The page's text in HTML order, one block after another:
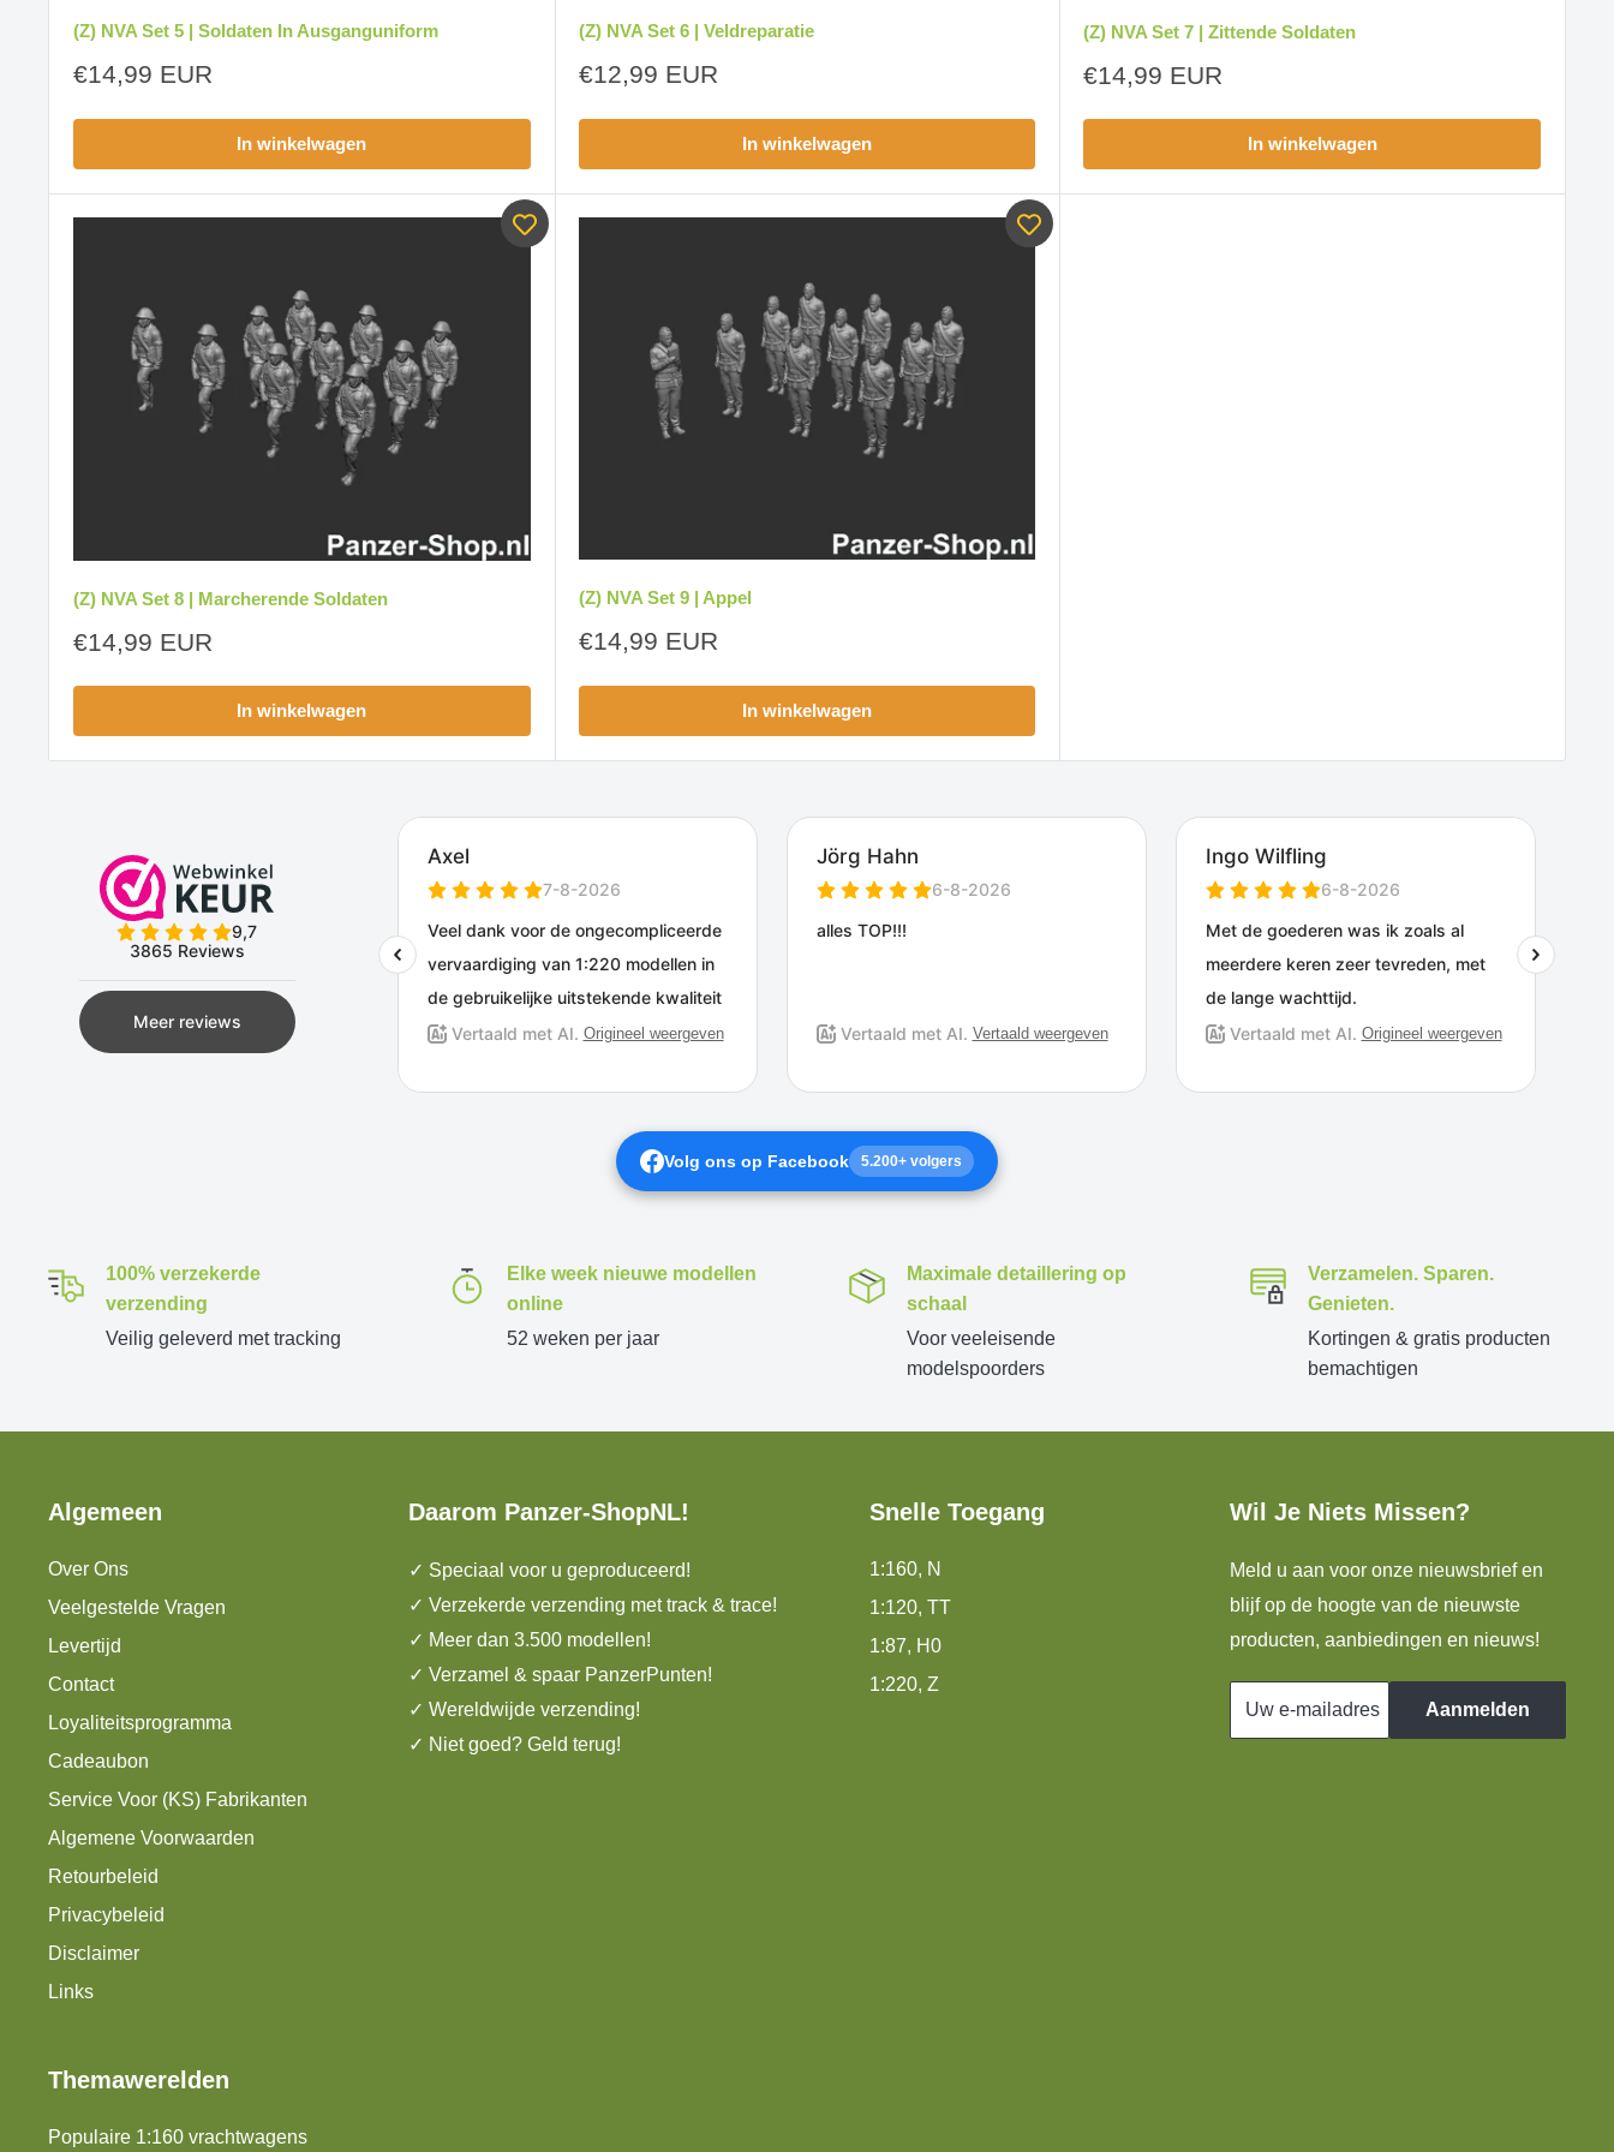
(Z) NVA Set 5 | Soldaten In Ausganguniform
Aanbiedingsprijs
€14,99 EUR
In winkelwagen
(Z) NVA Set 6 | Veldreparatie
Aanbiedingsprijs
€12,99 EUR
In winkelwagen
(Z) NVA Set 7 | Zittende Soldaten
Aanbiedingsprijs
€14,99 EUR
In winkelwagen
(Z) NVA Set 8 | Marcherende Soldaten
Aanbiedingsprijs
€14,99 EUR
In winkelwagen
(Z) NVA Set 9 | Appel
Aanbiedingsprijs
€14,99 EUR
In winkelwagen
Volg ons op Facebook 5.200+ volgers
100% verzekerde
verzending
Veilig geleverd met tracking
Elke week nieuwe modellen
online
52 weken per jaar
Maximale detaillering op
schaal
Voor veeleisende
modelspoorders
Verzamelen. Sparen.
Genieten.
Kortingen & gratis producten
bemachtigen
Algemeen
Over Ons
Veelgestelde Vragen
Levertijd
Contact
Loyaliteitsprogramma
Cadeaubon
Service Voor (KS) Fabrikanten
Algemene Voorwaarden
Retourbeleid
Privacybeleid
Disclaimer
Links
Daarom Panzer-ShopNL!
✓ Speciaal voor u geproduceerd!
✓ Verzekerde verzending met track & trace!
✓ Meer dan 3.500 modellen!
✓ Verzamel & spaar PanzerPunten!
✓ Wereldwijde verzending!
✓ Niet goed? Geld terug!
Snelle Toegang
1:160, N
1:120, TT
1:87, H0
1:220, Z
Wil Je Niets Missen?
Meld u aan voor onze nieuwsbrief en
blijf op de hoogte van de nieuwste
producten, aanbiedingen en nieuws!
Uw e-mailadres Aanmelden
Themawerelden
Populaire 1:160 vrachtwagens